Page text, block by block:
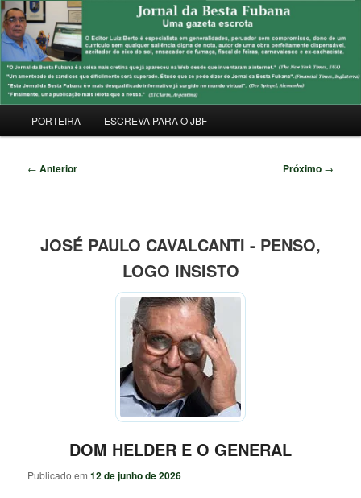
Pular
para
o
conteúdo
principalJORNAL DA BESTA FUBANA
Uma Gazeta Escrota
principal
PORTEIRA ESCREVA PARA O JBF
Navegação
← Anterior Próximo →
JOSÉ PAULO CAVALCANTI - PENSO,
LOGO INSISTO
DOM HELDER E O GENERAL
Publicado em12 de junho de 2026